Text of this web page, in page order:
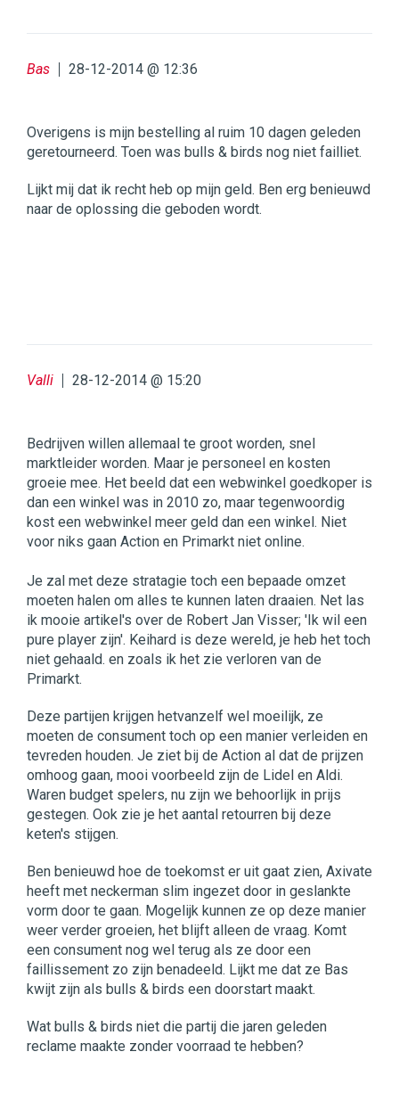
Bas 28-12-2014 @ 12:36
Overigens is mijn bestelling al ruim 10 dagen geleden
geretourneerd. Toen was bulls & birds nog niet failliet.
Lijkt mij dat ik recht heb op mijn geld. Ben erg benieuwd
naar de oplossing die geboden wordt.
Valli 28-12-2014 @ 15:20
Bedrijven willen allemaal te groot worden, snel
marktleider worden. Maar je personeel en kosten
groeie mee. Het beeld dat een webwinkel goedkoper is
dan een winkel was in 2010 zo, maar tegenwoordig
kost een webwinkel meer geld dan een winkel. Niet
voor niks gaan Action en Primarkt niet online.
Je zal met deze stratagie toch een bepaade omzet
moeten halen om alles te kunnen laten draaien. Net las
ik mooie artikel's over de Robert Jan Visser; 'Ik wil een
pure player zijn'. Keihard is deze wereld, je heb het toch
niet gehaald. en zoals ik het zie verloren van de
Primarkt.
Deze partijen krijgen hetvanzelf wel moeilijk, ze
moeten de consument toch op een manier verleiden en
tevreden houden. Je ziet bij de Action al dat de prijzen
omhoog gaan, mooi voorbeeld zijn de Lidel en Aldi.
Waren budget spelers, nu zijn we behoorlijk in prijs
gestegen. Ook zie je het aantal retourren bij deze
keten's stijgen.
Ben benieuwd hoe de toekomst er uit gaat zien, Axivate
heeft met neckerman slim ingezet door in geslankte
vorm door te gaan. Mogelijk kunnen ze op deze manier
weer verder groeien, het blijft alleen de vraag. Komt
een consument nog wel terug als ze door een
faillissement zo zijn benadeeld. Lijkt me dat ze Bas
kwijt zijn als bulls & birds een doorstart maakt.
Wat bulls & birds niet die partij die jaren geleden
reclame maakte zonder voorraad te hebben?